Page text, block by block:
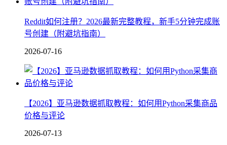
Reddit如何注册？2026最新完整教程，新手5分钟完成账
号创建（附避坑指南）
2026-07-16
【2026】亚马逊数据抓取教程：如何用Python采集商品
价格与评论
2026-07-13